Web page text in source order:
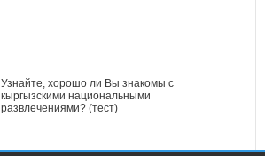
Узнайте, хорошо ли Вы знакомы с
кыргызскими национальными
развлечениями? (тест)